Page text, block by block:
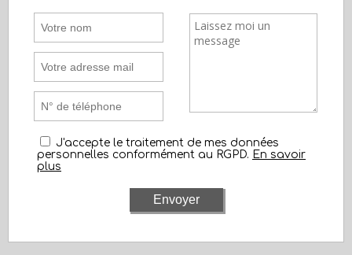
J'accepte le traitement de mes données
personnelles conformément au RGPD. En savoir
plus